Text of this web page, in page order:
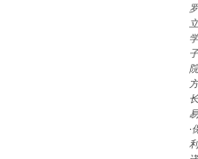
·
利